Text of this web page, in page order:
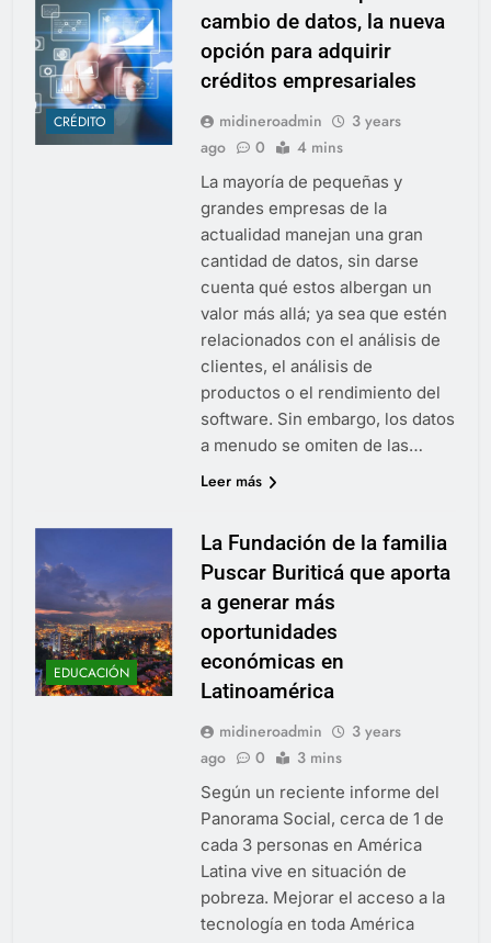
CRÉDITO
cambio de datos, la nueva
opción para adquirir
créditos empresariales
midineroadmin
3 years
ago
0 4 mins
La mayoría de pequeñas y
grandes empresas de la
actualidad manejan una gran
cantidad de datos, sin darse
cuenta qué estos albergan un
valor más allá; ya sea que estén
relacionados con el análisis de
clientes, el análisis de
productos o el rendimiento del
software. Sin embargo, los datos
a menudo se omiten de las…
Leer más
EDUCACIÓN
La Fundación de la familia
Puscar Buriticá que aporta
a generar más
oportunidades
económicas en
Latinoamérica
midineroadmin
3 years
ago
0 3 mins
Según un reciente informe del
Panorama Social, cerca de 1 de
cada 3 personas en América
Latina vive en situación de
pobreza. Mejorar el acceso a la
tecnología en toda América